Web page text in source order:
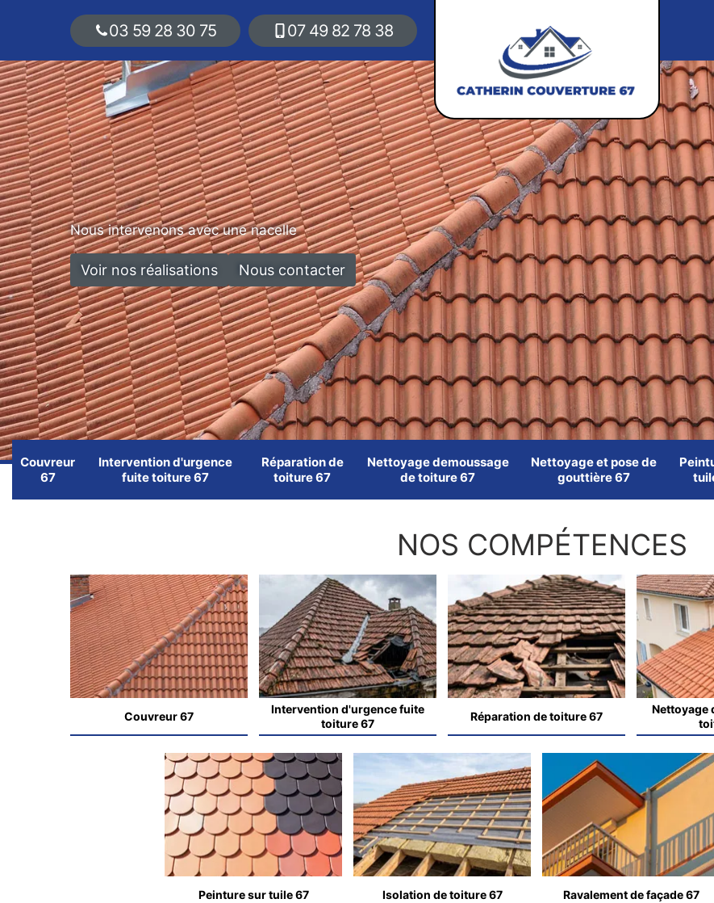
03 59 28 30 75 07 49 82 78 38
Nous intervenons avec une nacelle
Voir nos réalisations Nous contacter
Couvreur
67
Intervention d'urgence
fuite toiture 67
Réparation de
toiture 67
Nettoyage demoussage
de toiture 67
Nettoyage et pose de
gouttière 67
NOS COMPÉTENCES
Couvreur 67
Intervention d'urgence fuite
toiture 67
Réparation de toiture 67
Nettoyage
Peinture sur tuile 67 Isolation de toiture 67 Ravalement de façade 67